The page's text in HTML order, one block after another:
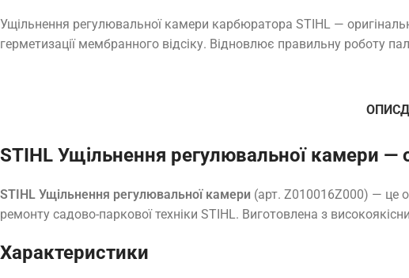
Ущільнення регулювальної камери карбюратора STIHL —
герметизації мембранного відсіку. Відновлює правильну роботу
ОПИС
STIHL Ущільнення регулювальної камери —
STIHL Ущільнення регулювальної камери (арт. Z010016Z000) — це
ремонту садово-паркової техніки STIHL. Виготовлена з
Характеристики